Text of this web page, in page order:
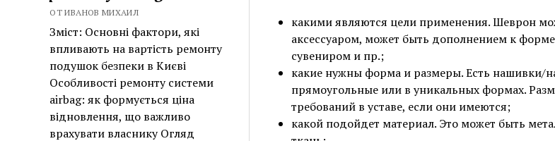
ОТ ИВАНОВ МИХАИЛ
Зміст: Основні фактори, які
впливають на вартість ремонту
подушок безпеки в Києві
Особливості ремонту системи
airbag: як формується ціна
відновлення, що важливо
врахувати власнику Огляд
какими являются цели применения. Шеврон
аксессуаром, может быть дополнением к
сувениром и пр.;
какие нужны форма и размеры. Есть нашивки/
прямоугольные или в уникальных формах.
требований в уставе, если они имеются;
какой подойдет материал. Это может быть